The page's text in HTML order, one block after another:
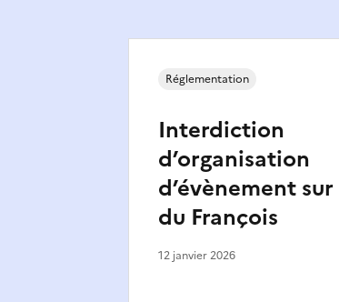
Interdiction
d’organisation
d’évènement
du François
Réglementation
12 janvier 2026